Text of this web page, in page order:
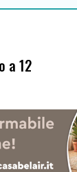
a 12